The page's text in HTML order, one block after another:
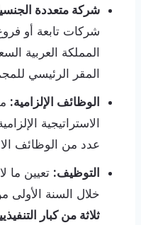
شركة متعددة
شركات تابعة أو
المملكة العربية
المقر الرئيسي
الوظائف الإلزامية:
الاستراتيجية
عدد من الوظائف
التوظيف: تعيين ما
خلال السنة الأولى
ثلاثة من كبار